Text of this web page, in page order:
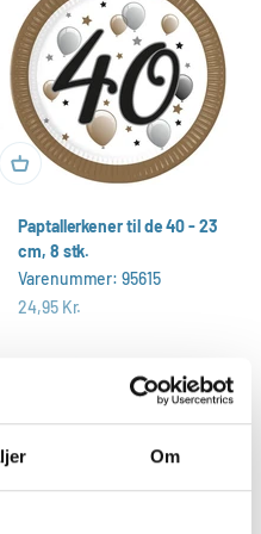
Om
Paptallerkener til de 40 - 23
cm, 8 stk.
Varenummer: 95615
Salgspris
24,95 Kr.